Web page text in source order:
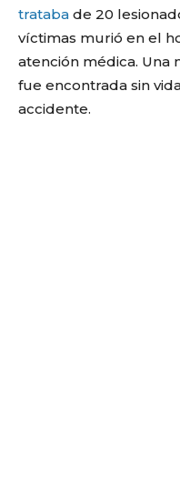
trataba de 20
víctimas murió en el
atención médica. Una
fue encontrada sin
accidente.